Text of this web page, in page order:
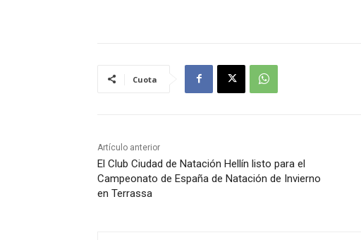
Cuota
Artículo anterior
El Club Ciudad de Natación Hellín listo para el
Campeonato de España de Natación de Invierno
en Terrassa